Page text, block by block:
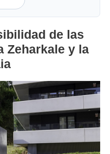
de las
Zeharkale y la